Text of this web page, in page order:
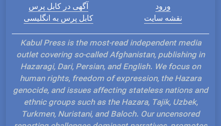
آگهی در کابل پرس
کابل پرس به انگلیسی
ورود
نقشه سایت
Kabul Press is the most-read independent media
outlet covering so-called Afghanistan, publishing in
Hazaragi, Dari, Persian, and English. We focus on
human rights, freedom of expression, the Hazara
genocide, and issues affecting stateless nations and
ethnic groups such as the Hazara, Tajik, Uzbek,
Turkmen, Nuristani, and Baloch. Our uncensored